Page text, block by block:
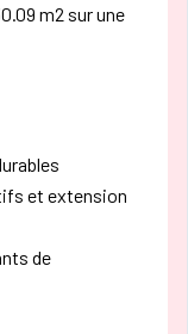
m2 sur une
et extension
de